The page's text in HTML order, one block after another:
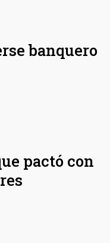
banquero
pactó con